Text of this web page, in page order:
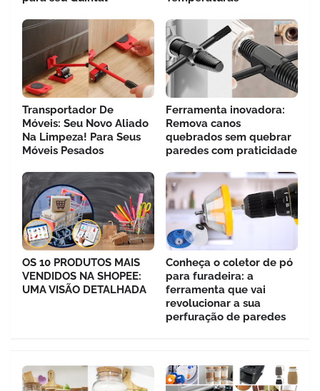
Transportador De
Móveis: Seu Novo Aliado
Na Limpeza! Para Seus
Móveis Pesados
Ferramenta inovadora:
Remova canos
quebrados sem quebrar
paredes com praticidade
OS 10 PRODUTOS MAIS
VENDIDOS NA SHOPEE:
UMA VISÃO DETALHADA
Conheça o coletor de pó
para furadeira: a
ferramenta que vai
revolucionar a sua
perfuração de paredes